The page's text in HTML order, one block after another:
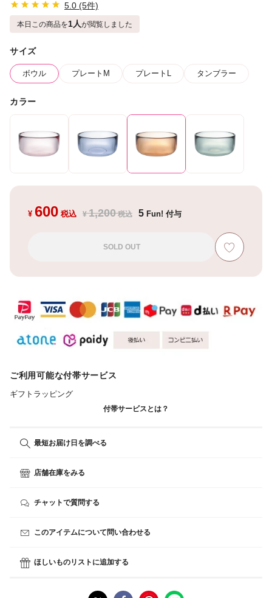
5.0 (5件)
本日この商品を1人が閲覧しました
サイズ
ボウル プレートM プレートL タンブラー
カラー
¥ 600 税込 ¥1,200税込 5 Fun! 付与
SOLD OUT
ご利用可能な付帯サービス
ギフトラッピング
付帯サービスとは？
最短お届け日を調べる
店舗在庫をみる
チャットで質問する
このアイテムについて問い合わせる
ほしいものリストに追加する